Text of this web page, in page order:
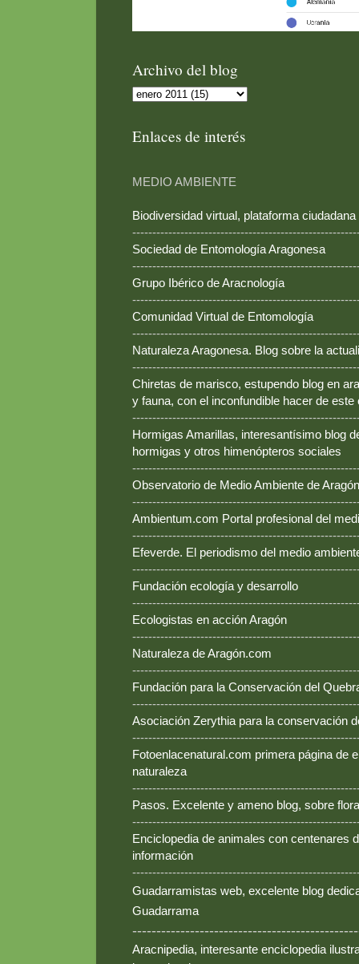
Archivo del blog
Enlaces de interés
MEDIO AMBIENTE
Biodiversidad virtual, plataforma ciudadana
Sociedad de Entomología Aragonesa
Grupo Ibérico de Aracnología
Comunidad Virtual de Entomología
Naturaleza Aragonesa. Blog sobre la
Chiretas de marisco, estupendo blog en
y fauna, con el inconfundible hacer de este
Hormigas Amarillas, interesantísimo blog
hormigas y otros himenópteros sociales
Observatorio de Medio Ambiente de Aragón
Ambientum.com Portal profesional del
Efeverde. El periodismo del medio
Fundación ecología y desarrollo
Ecologistas en acción Aragón
Naturaleza de Aragón.com
Fundación para la Conservación del
Asociación Zerythia para la conservación
Fotoenlacenatural.com primera página de
naturaleza
Pasos. Excelente y ameno blog, sobre
Enciclopedia de animales con centenares
información
Guadarramistas web, excelente blog
Guadarrama
Aracnipedia, interesante enciclopedia